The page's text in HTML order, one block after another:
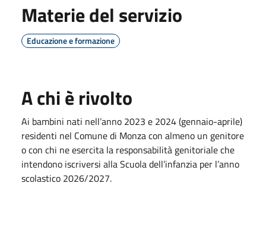
Materie del servizio
Educazione e formazione
A chi è rivolto
Ai bambini nati nell’anno 2023 e 2024 (gennaio-aprile)
residenti nel Comune di Monza con almeno un genitore
o con chi ne esercita la responsabilità genitoriale che
intendono iscriversi alla Scuola dell’infanzia per l’anno
scolastico 2026/2027.